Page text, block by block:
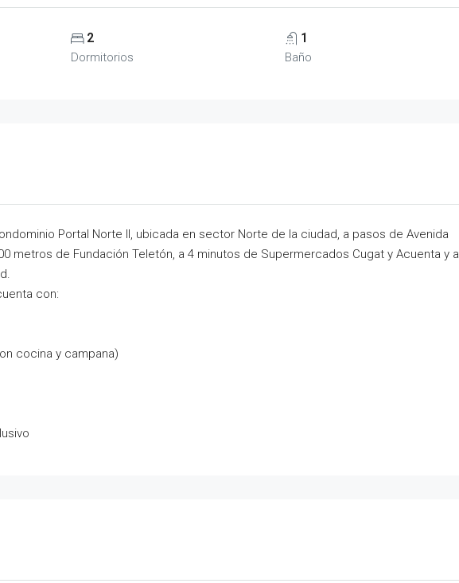
2
Dormitorios
1
Baño
Portal Norte II, ubicada en sector Norte de la ciudad, a pasos de Avenida
metros de Fundación Teletón, a 4 minutos de Supermercados Cugat y Acuenta y a
con:
cocina y campana)